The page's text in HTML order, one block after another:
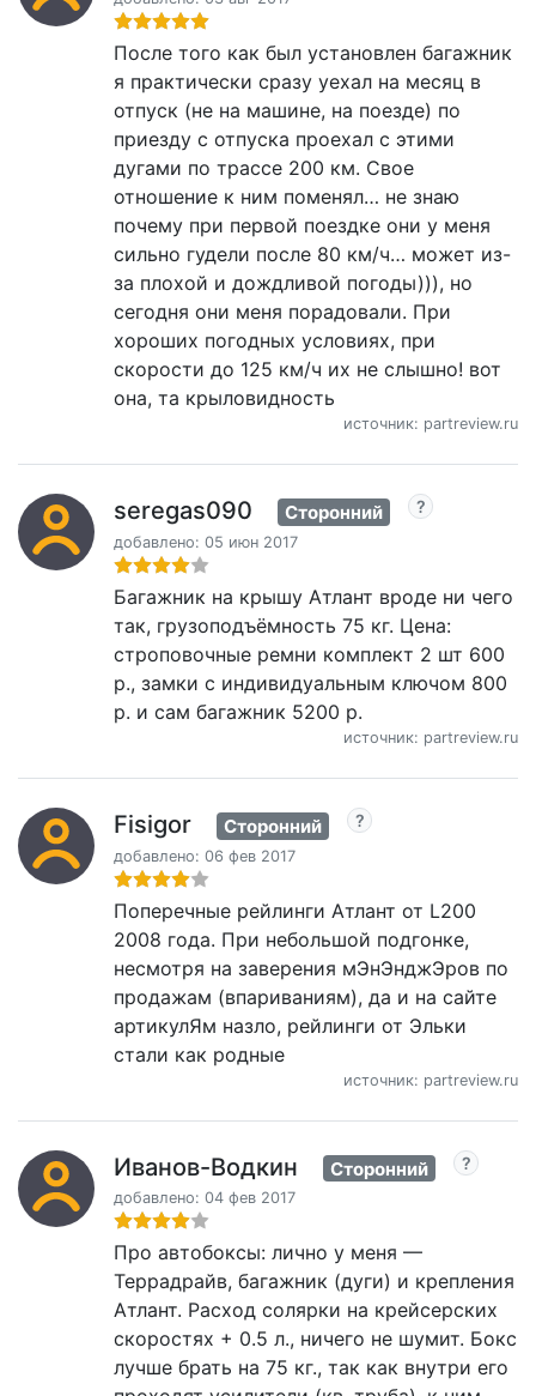
После того как был установлен багажник
я практически сразу уехал на месяц в
отпуск (не на машине, на поезде) по
приезду с отпуска проехал с этими
дугами по трассе 200 км. Свое
отношение к ним поменял… не знаю
почему при первой поездке они у меня
сильно гудели после 80 км/ч… может из-
за плохой и дождливой погоды))), но
сегодня они меня порадовали. При
хороших погодных условиях, при
скорости до 125 км/ч их не слышно! вот
она, та крыловидность
источник: partreview.ru
seregas090 Сторонний
добавлено: 05 июн 2017
Багажник на крышу Атлант вроде ни чего
так, грузоподъёмность 75 кг. Цена:
строповочные ремни комплект 2 шт 600
р., замки с индивидуальным ключом 800
р. и сам багажник 5200 р.
источник: partreview.ru
Fisigor Сторонний
добавлено: 06 фев 2017
Поперечные рейлинги Атлант от L200
2008 года. При небольшой подгонке,
несмотря на заверения мЭнЭнджЭров по
продажам (впариваниям), да и на сайте
артикулЯм назло, рейлинги от Эльки
стали как родные
источник: partreview.ru
Иванов-Водкин Сторонний
добавлено: 04 фев 2017
Про автобоксы: лично у меня —
Террадрайв, багажник (дуги) и крепления
Атлант. Расход солярки на крейсерских
скоростях + 0.5 л., ничего не шумит. Бокс
лучше брать на 75 кг., так как внутри его